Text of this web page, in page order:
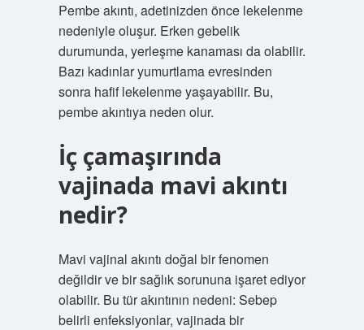
Pembe akıntı, adetinizden önce lekelenme
nedeniyle oluşur. Erken gebelik
durumunda, yerleşme kanaması da olabilir.
Bazı kadınlar yumurtlama evresinden
sonra hafif lekelenme yaşayabilir. Bu,
pembe akıntıya neden olur.
İç çamaşırında
vajinada mavi akıntı
nedir?
Mavi vajinal akıntı doğal bir fenomen
değildir ve bir sağlık sorununa işaret ediyor
olabilir. Bu tür akıntının nedeni: Sebep
belirli enfeksiyonlar, vajinada bir